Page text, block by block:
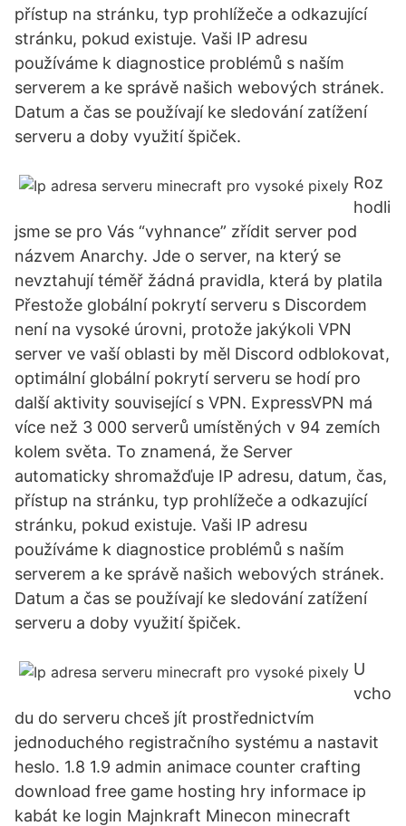
přístup na stránku, typ prohlížeče a odkazující
stránku, pokud existuje. Vaši IP adresu
používáme k diagnostice problémů s naším
serverem a ke správě našich webových stránek.
Datum a čas se používají ke sledování zatížení
serveru a doby využití špiček.
Roz
hodli
jsme se pro Vás “vyhnance” zřídit server pod
názvem Anarchy. Jde o server, na který se
nevztahují téměř žádná pravidla, která by platila
Přestože globální pokrytí serveru s Discordem
není na vysoké úrovni, protože jakýkoli VPN
server ve vaší oblasti by měl Discord odblokovat,
optimální globální pokrytí serveru se hodí pro
další aktivity související s VPN. ExpressVPN má
více než 3 000 serverů umístěných v 94 zemích
kolem světa. To znamená, že Server
automaticky shromažďuje IP adresu, datum, čas,
přístup na stránku, typ prohlížeče a odkazující
stránku, pokud existuje. Vaši IP adresu
používáme k diagnostice problémů s naším
serverem a ke správě našich webových stránek.
Datum a čas se používají ke sledování zatížení
serveru a doby využití špiček.
U
vcho
du do serveru chceš jít prostřednictvím
jednoduchého registračního systému a nastavit
heslo. 1.8 1.9 admin animace counter crafting
download free game hosting hry informace ip
kabát ke login Majnkraft Minecon minecraft